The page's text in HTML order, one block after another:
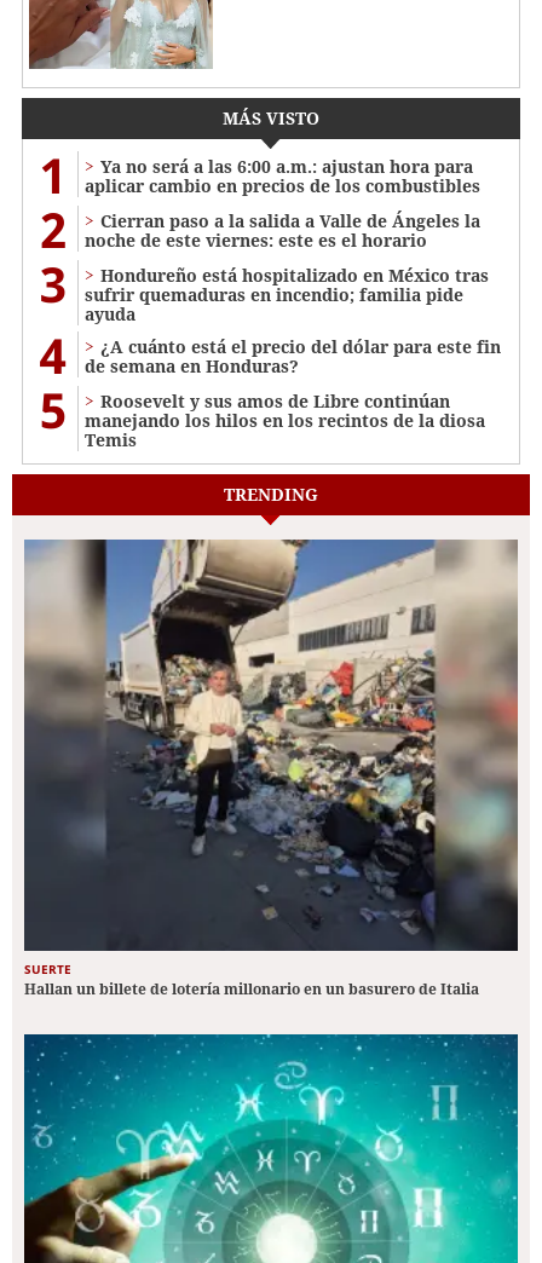
MÁS VISTO
1
Ya no será a las 6:00 a.m.: ajustan hora para
aplicar cambio en precios de los combustibles
2
Cierran paso a la salida a Valle de Ángeles la
noche de este viernes: este es el horario
3
Hondureño está hospitalizado en México tras
sufrir quemaduras en incendio; familia pide
ayuda
4
¿A cuánto está el precio del dólar para este fin
de semana en Honduras?
5
Roosevelt y sus amos de Libre continúan
manejando los hilos en los recintos de la diosa
Temis
TRENDING
SUERTE
Hallan un billete de lotería millonario en un basurero de Italia